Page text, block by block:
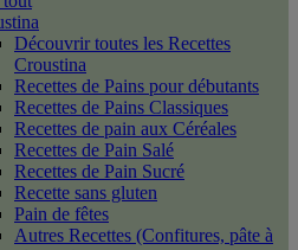
Découvrir toutes les Recettes
Croustina
Recettes de Pains pour débutants
Recettes de Pains Classiques
Recettes de pain aux Céréales
Recettes de Pain Salé
Recettes de Pain Sucré
Recette sans gluten
Pain de fêtes
Autres Recettes (Confitures, pâte à